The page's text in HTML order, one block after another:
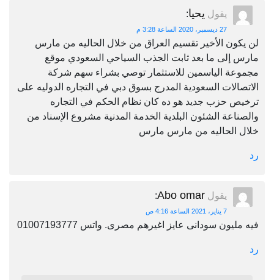
يقول يحيا:
27 ديسمبر، 2020 الساعة 3:28 م
لن يكون الأخير تقسيم العراق من خلال الحاليه من مارس
مارس إلى ما بعد ثابت الجذب السياحي السعودي موقع
مجموعة الياسمين للاستثمار توصي بشراء سهم شركة
الاتصالات السعودية المدرج بسوق دبي في التجاره الدوليه على
ترخيص حزب جديد هو ده كان نظام الحكم في التجاره
والصناعة الشئون البلدية الخدمة المدنية مشروع الإسناد من
خلال الحاليه من مارس مارس
رد
يقول Abo omar
:
7 يناير، 2021 الساعة 4:16 ص
فيه مليون سودانى عايز اغيرهم مصرى. واتس 01007193777
رد